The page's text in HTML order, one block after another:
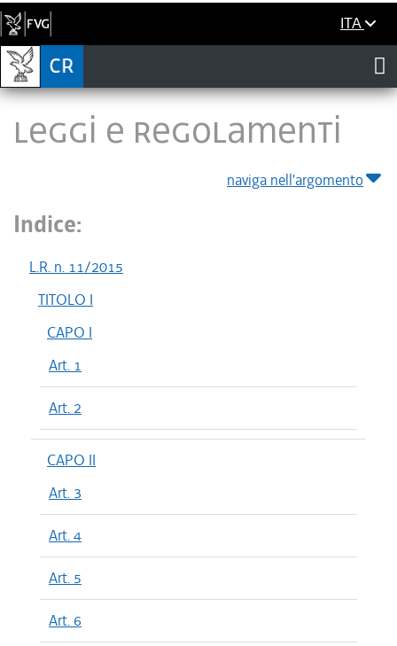
ITA
LEGGI E REGOLAMENTI
naviga nell'argomento
Indice:
L.R. n. 11/2015
TITOLO I
CAPO I
Art. 1
Art. 2
CAPO II
Art. 3
Art. 4
Art. 5
Art. 6